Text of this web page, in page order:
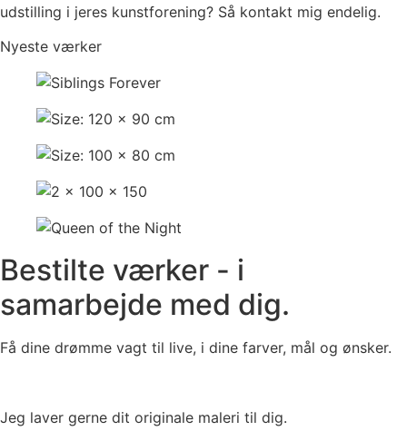
udstilling i jeres kunstforening? Så kontakt mig endelig.
Nyeste værker
Bestilte værker - i
samarbejde med dig.
Få dine drømme vagt til live, i dine farver, mål og ønsker.
Jeg laver gerne dit originale maleri til dig.